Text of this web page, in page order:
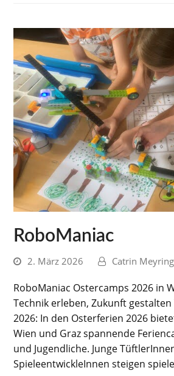
RoboManiac
2. März 2026 Catrin
RoboManiac Ostercamps 2026 in
Technik erleben, Zukunft gestalten
2026: In den Osterferien 2026
Wien und Graz spannende
und Jugendliche. Junge
SpieleentwickleInnen steigen